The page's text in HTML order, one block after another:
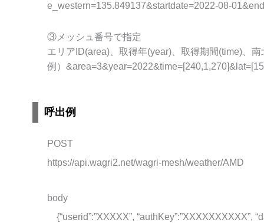
e_western=135.849137&startdate=2022-08-
③メッシュ番号で指定
エリアID(area)、取得年(year)、取得期間(time)、
例）
呼出例
POST
https://api.wagri2.net/wagri-mesh/weather/AMD
body
{“userid”:”XXXXX”, “authKey”:”XXXXXXXXXX”,